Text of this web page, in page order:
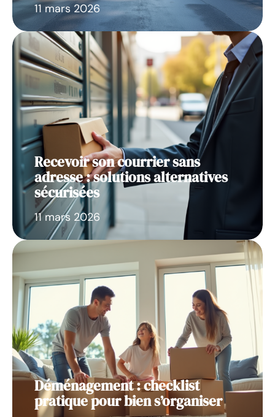
11 mars 2026
Recevoir son courrier sans
adresse : solutions alternatives
sécurisées
11 mars 2026
Déménagement : checklist
pratique pour bien s’organiser